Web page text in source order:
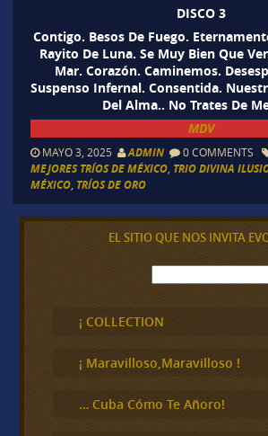
DISCO 3
Contigo. Besos De Fuego.
Rayito De Luna. Se Muy Bien Que
Mar. Corazón. Caminemos.
Suspenso Infernal. Consentida.
Del Alma.. No Trates De
MDV
MAYO 3, 2025 ADMIN 0 COMMENTS
MEJORES TRÍOS DE MÉXICO, TRIO DIVINA
MÉXICO, TRÍOS DE ORO
EL SITIO QUE NOS INVITA
B
u
c
a
¡ COLLECTION
¡ Maravilloso,Maravilloso !
… Cuba Cómo Te Añoro!